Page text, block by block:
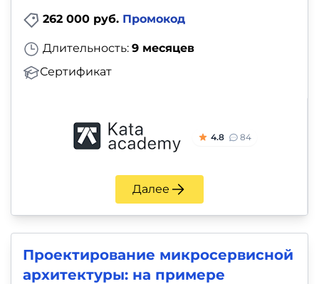
262 000 руб. Промокод
Длительность: 9 месяцев
Сертификат
4.8 84
Далее
Проектирование микросервисной
архитектуры: на примере